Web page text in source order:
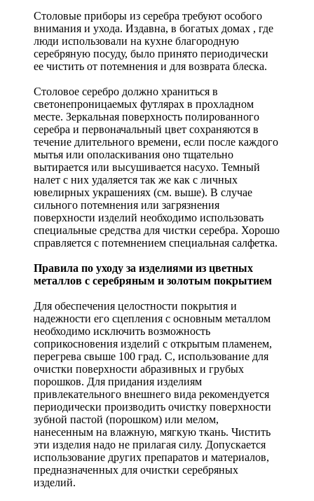
Столовые приборы из серебра требуют особого
внимания и ухода. Издавна, в богатых домах , где
люди использовали на кухне благородную
серебряную посуду, было принято периодически
ее чистить от потемнения и для возврата блеска.
Столовое серебро должно храниться в
светонепроницаемых футлярах в прохладном
месте. Зеркальная поверхность полированного
серебра и первоначальный цвет сохраняются в
течение длительного времени, если после каждого
мытья или ополаскивания оно тщательно
вытирается или высушивается насухо. Темный
налет с них удаляется так же как с личных
ювелирных украшениях (см. выше). В случае
сильного потемнения или загрязнения
поверхности изделий необходимо использовать
специальные средства для чистки серебра. Хорошо
справляется с потемнением специальная салфетка.
Правила по уходу за изделиями из цветных
металлов с серебряным и золотым покрытием
Для обеспечения целостности покрытия и
надежности его сцепления с основным металлом
необходимо исключить возможность
соприкосновения изделий с открытым пламенем,
перегрева свыше 100 град. С, использование для
очистки поверхности абразивных и грубых
порошков. Для придания изделиям
привлекательного внешнего вида рекомендуется
периодически производить очистку поверхности
зубной пастой (порошком) или мелом,
нанесенным на влажную, мягкую ткань. Чистить
эти изделия надо не прилагая силу. Допускается
использование других препаратов и материалов,
предназначенных для очистки серебряных
изделий.